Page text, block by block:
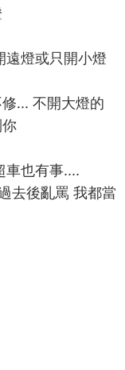
遠燈或只開小燈
... 不開大燈的
車也有事....
去後亂罵 我都當